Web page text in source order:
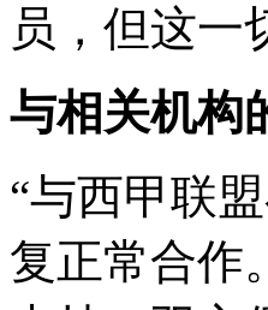
员，但这一
与相关机构
“与西甲联
复正常合作